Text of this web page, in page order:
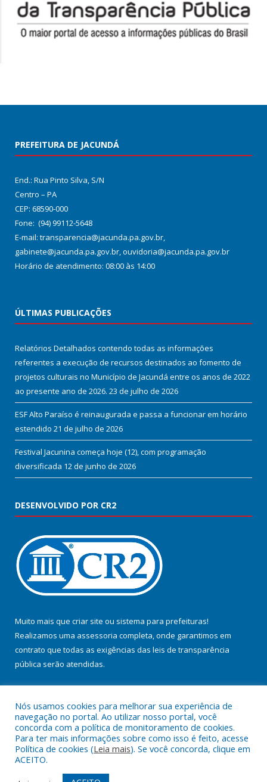
PREFEITURA DE JACUNDÁ
End.: Rua Pinto Silva, S/N
Centro – PA
CEP: 68590-000
Fone: (94) 99112-5648
E-mail: transparencia@jacunda.pa.gov.br,
gabinete@jacunda.pa.gov.br, ouvidoria@jacunda.pa.gov.br
Horário de atendimento: 08:00 às 14:00
ÚLTIMAS PUBLICAÇÕES
Relatórios Detalhados contendo todas as informações
referentes a execução de recursos destinados ao fomento de
projetos culturais no Município de Jacundá entre os anos de 2022
ao presente ano de 2026. 23 de julho de 2026
ESF Alto Paraíso é reinaugurada e passa a funcionar em horário
estendido 21 de julho de 2026
Festival Jacunina começa hoje (12), com programação
diversificada 12 de junho de 2026
DESENVOLVIDO POR CR2
Muito mais que criar site ou sistema para prefeituras!
Realizamos uma assessoria completa, onde garantimos em
contrato que todas as exigências das leis de transparência
pública serão atendidas.
Todos os direitos reservados a Prefeitura Municipal de Jacundá.
Nós usamos cookies para melhorar sua experiência de
navegação no portal. Ao utilizar nosso portal, você
concorda com a política de monitoramento de cookies.
Para ter mais informações sobre como isso é feito, acesse
Política de cookies (Leia mais). Se você concorda, clique em
ACEITO.